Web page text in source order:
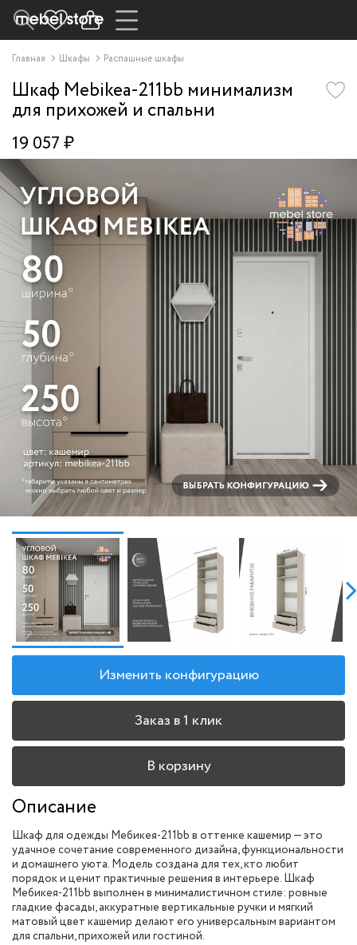
Главная Шкафы Распашные шкафы
Шкаф Mebikea-211bb минимализм
для прихожей и спальни
19 057 ₽
Изменить конфигурацию
Заказ в 1 клик
В корзину
Описание
Шкаф для одежды Мебикея-211bb в оттенке кашемир — это
удачное сочетание современного дизайна, функциональности
и домашнего уюта. Модель создана для тех, кто любит
порядок и ценит практичные решения в интерьере. Шкаф
Мебикея-211bb выполнен в минималистичном стиле: ровные
гладкие фасады, аккуратные вертикальные ручки и мягкий
матовый цвет кашемир делают его универсальным вариантом
для спальни, прихожей или гостиной.